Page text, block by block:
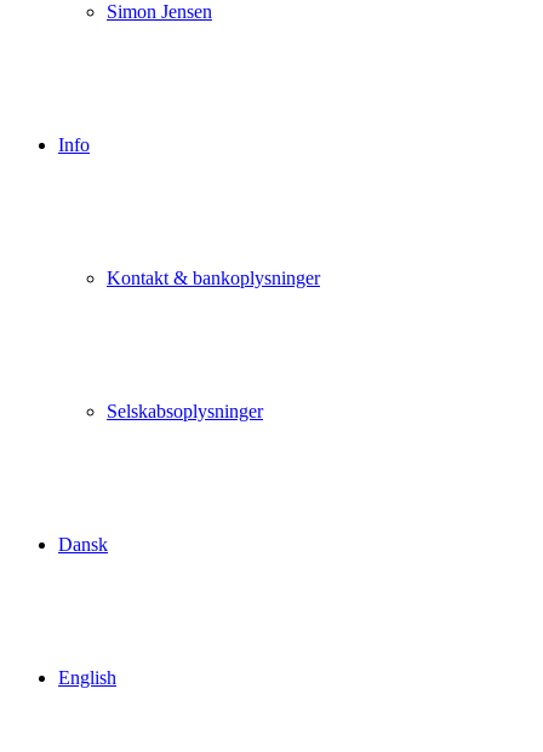
Simon Jensen
Info
Kontakt & bankoplysninger
Selskabsoplysninger
Dansk
English